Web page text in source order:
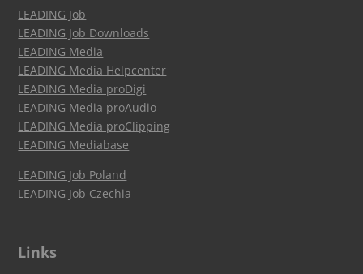
LEADING Job
LEADING Job Downloads
LEADING Media
LEADING Media Helpcenter
LEADING Media proDigi
LEADING Media proAudio
LEADING Media proClipping
LEADING Mediabase
LEADING Job Poland
LEADING Job Czechia
Links